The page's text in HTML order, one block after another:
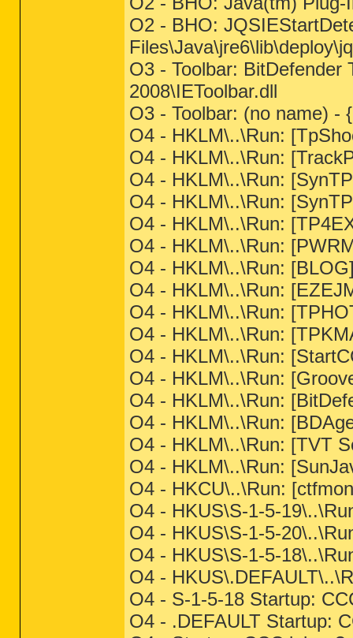
O2 - BHO:
O3 - Toolbar: BitDefender
2008\IEToolbar.dll
O3 - Toolbar: (no name) -
O4 - HKLM\..\Run:
O4 - HKLM\..\Run:
O4 - HKLM\..\Run:
O4 - HKLM\..\Run:
O4 - HKLM\..\Run:
O4 - HKLM\..\Run:
O4 - HKLM\..\Run:
O4 - HKLM\..\Run:
O4 - HKLM\..\Run:
O4 - HKLM\..\Run:
O4 - HKLM\..\Run:
O4 - HKLM\..\Run:
O4 - HKLM\..\Run:
O4 - HKLM\..\Run:
O4 - HKLM\..\Run: [TVT
O4 - HKLM\..\Run:
O4 - HKCU\..\Run:
O4 - HKUS\S-1-5-
O4 - HKUS\S-1-5-
O4 - HKUS\S-1-5-
O4 -
O4 - S-1-5-18 Startup:
O4 - .DEFAULT Startup: